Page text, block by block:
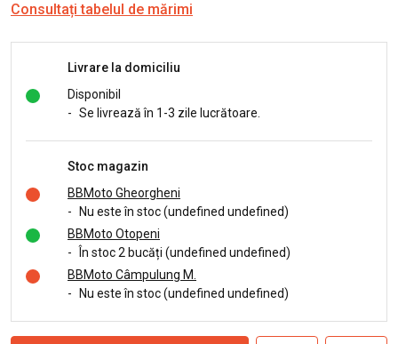
Consultați tabelul de mărimi
Livrare la domiciliu
Disponibil
- Se livrează în 1-3 zile lucrătoare.
Stoc magazin
BBMoto Gheorgheni
-
Nu este în stoc (undefined undefined)
BBMoto Otopeni
-
În stoc 2 bucăți (undefined undefined)
BBMoto Câmpulung M.
-
Nu este în stoc (undefined undefined)